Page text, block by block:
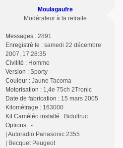
Moulagaufre
Modérateur à la retraite
Messages : 2891
Enregistré le : samedi 22 décembre
2007, 17:28:35
Civilité : Homme
Version : Sporty
Couleur : Jaune Tacoma
Motorisation : 1,4e 75ch 2Tronic
Date de fabrication : 15 mars 2005
Kilométrage : 163000
Kit Caméléo installé : Bidultruc
Options : -
| Autoradio Panasonic 2355
| Becquet Peugeot